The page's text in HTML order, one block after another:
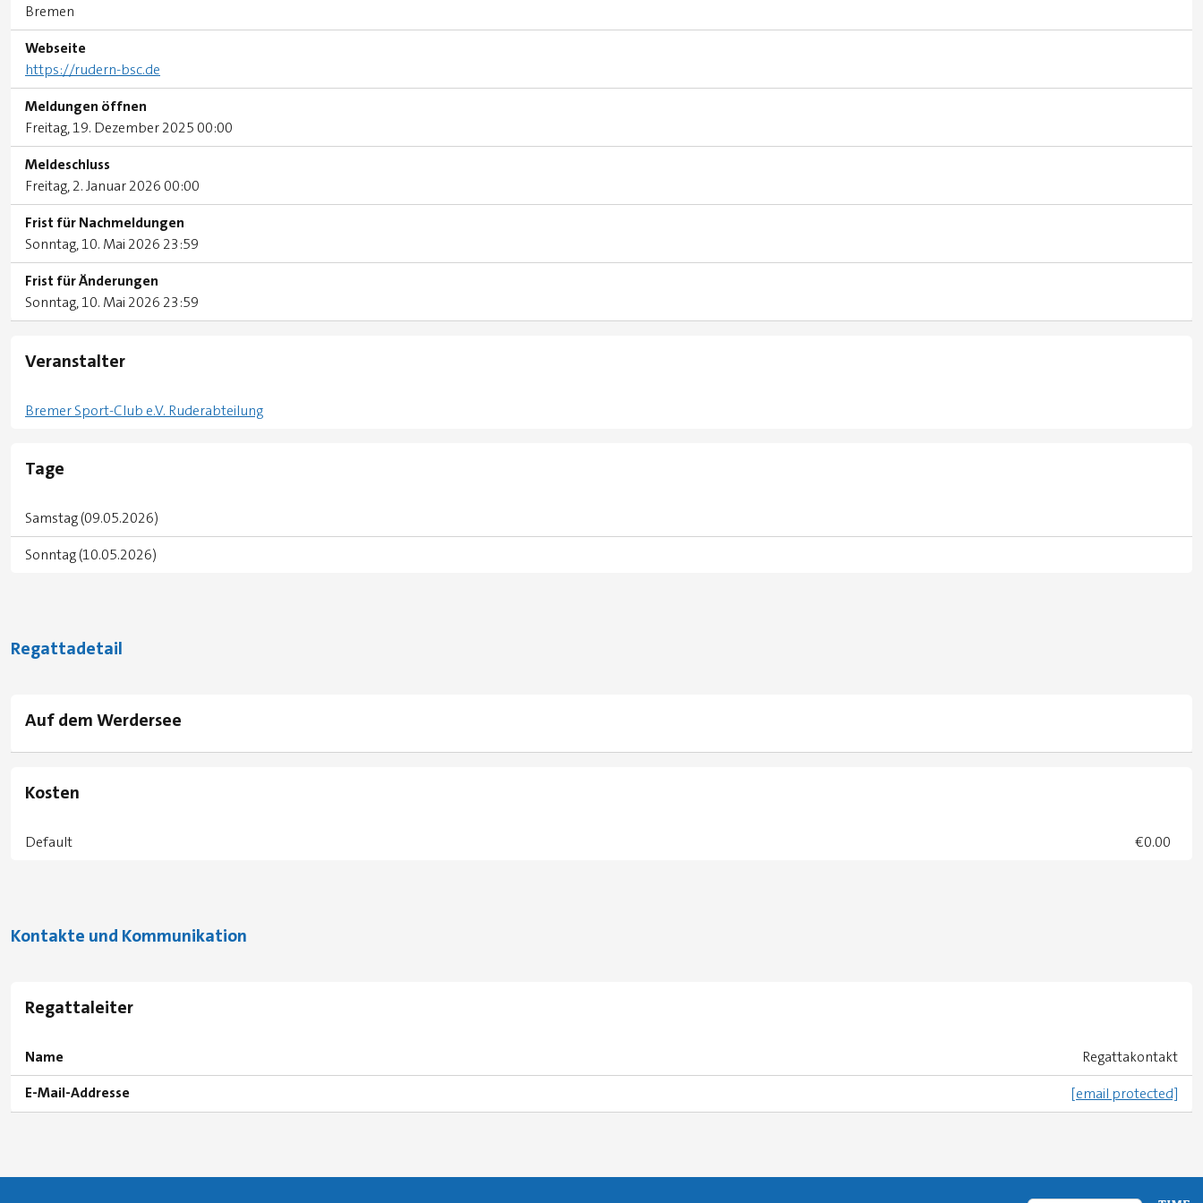
Bremen
Webseite
https://rudern-bsc.de
Meldungen öffnen
Freitag, 19. Dezember 2025 00:00
Meldeschluss
Freitag, 2. Januar 2026 00:00
Frist für Nachmeldungen
Sonntag, 10. Mai 2026 23:59
Frist für Änderungen
Sonntag, 10. Mai 2026 23:59
Veranstalter
Bremer Sport-Club e.V. Ruderabteilung
Tage
Samstag (09.05.2026)
Sonntag (10.05.2026)
Regattadetail
Auf dem Werdersee
Kosten
Default €0.00
Kontakte und Kommunikation
Regattaleiter
Name
Regattakontakt
E-Mail-Addresse
[email protected]